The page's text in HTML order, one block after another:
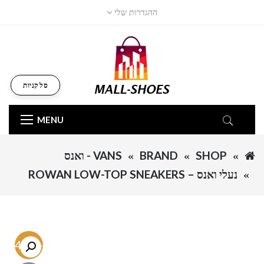
ההגדרות שלי
MENU
סל קניות
SHOP
BRAND
VANS - ואנס
נעלי ואנס – ROWAN LOW-TOP SNEAKERS
-54.7%